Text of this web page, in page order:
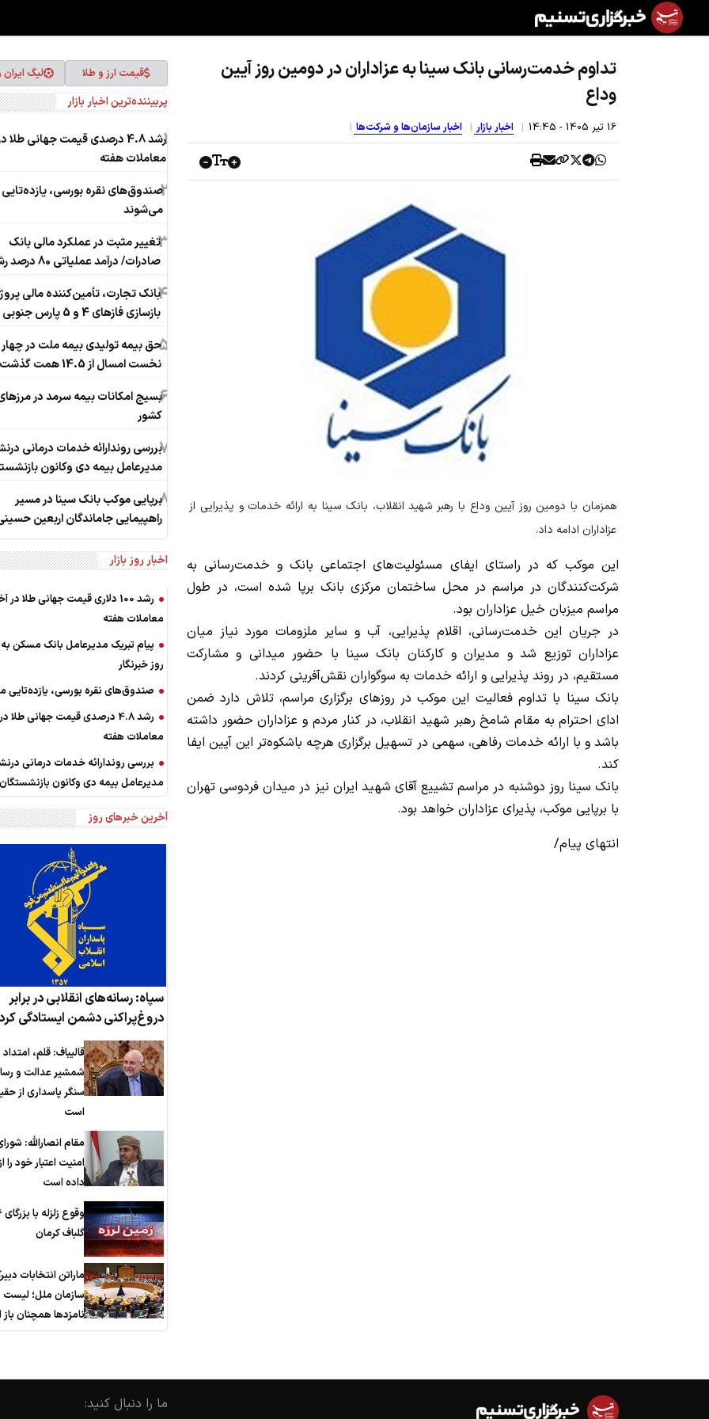
تداوم خدمت‌رسانی بانک سینا به عزاداران در دومین روز آیین
وداع
16 تير 1405 - 14:45 اخبار بازار اخبار سازمان‌ها و شرکت‌ها
همزمان با دومین روز آیین وداع با رهبر شهید انقلاب، بانک سینا به ارائه خدمات و پذیرایی از
عزاداران ادامه داد.
این موکب که در راستای ایفای مسئولیت‌های اجتماعی بانک و خدمت‌رسانی به
شرکت‌کنندگان در مراسم در محل ساختمان مرکزی بانک برپا شده است، در طول
مراسم میزبان خیل عزاداران بود.
در جریان این خدمت‌رسانی، اقلام پذیرایی، آب و سایر ملزومات مورد نیاز میان
عزاداران توزیع شد و مدیران و کارکنان بانک سینا با حضور میدانی و مشارکت
مستقیم، در روند پذیرایی و ارائه خدمات به سوگواران نقش‌آفرینی کردند.
بانک سینا با تداوم فعالیت این موکب در روزهای برگزاری مراسم، تلاش دارد ضمن
ادای احترام به مقام شامخ رهبر شهید انقلاب، در کنار مردم و عزاداران حضور داشته
باشد و با ارائه خدمات رفاهی، سهمی در تسهیل برگزاری هرچه باشکوه‌تر این آیین ایفا
کند.
بانک سینا روز دوشنبه در مراسم تشییع آقای شهید ایران نیز در میدان فردوسی تهران
با برپایی موکب، پذیرای عزاداران خواهد بود.
انتهای پیام/
قیمت ارز و طلا لیگ
پربیننده‌ترین اخبار بازار
1
رشد 4.8 درصدی قیمت جهانی طلا
معاملات هفته
2صندوق‌های نقره بورسی، یازده‌تایی
می‌شوند
3تغییر مثبت در عملکرد مالی بانک
صادرات/ درآمد عملیاتی 80 درصد رشد کرد
4بانک تجارت، تأمین‌کننده مالی
بازسازی فازهای 4 و 5 پارس جنوبی
5حق بیمه تولیدی بیمه ملت در چهار
نخست امسال از 14.5 همت گذشت
6بسیج امکانات بیمه سرمد در
کشور
7بررسی روندارائه خدمات درمانی
مدیرعامل بیمه دی وکانون
8برپایی موکب بانک سینا در مسیر
راهپیمایی جاماندگان اربعین
اخبار روز بازار
رشد 100 دلاری قیمت جهانی طلا در
معاملات هفته
پیام تبریک مدیرعامل بانک مسکن
روز خبرنگار
صندوق‌های نقره بورسی، یازده‌تایی
رشد 4.8 درصدی قیمت جهانی طلا در
معاملات هفته
بررسی روندارائه خدمات درمانی
مدیرعامل بیمه دی وکانون بازنشستگان
آخرین خبرهای روز
سپاه: رسانه‌های انقلابی در برابر
دروغ‌پراکنی دشمن ایستادگی
قالیباف: قلم، امتداد
شمشیر عدالت و
سنگر پاسداری از
است
مقام انصارالله:
امنیت اعتبار خود
داده است
گلباف کرمان
ماراتن انتخابات
سازمان ملل؛ لیست
نامزدها همچنان
ما را دنبال کنید: